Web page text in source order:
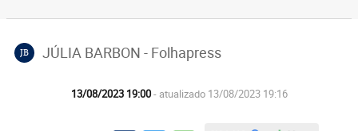
JB JÚLIA BARBON - Folhapress
13/08/2023 19:00- atualizado 13/08/2023 19:16